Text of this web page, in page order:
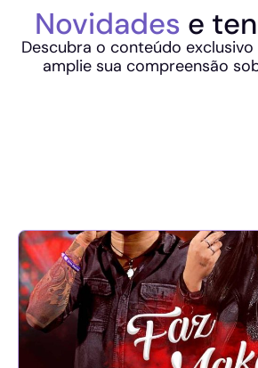
Novidades e
Descubra o conteúdo
amplie sua compreensão